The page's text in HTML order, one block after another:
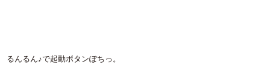
るんるん♪で起動ボタンぽちっ。